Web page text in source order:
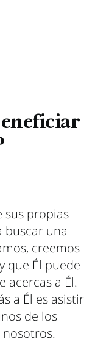
sus propias
buscar una
creemos
que Él puede
acercas a Él.
a Él es asistir
de los